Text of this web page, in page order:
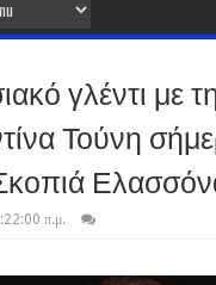
γλέντι με
Τούνη
π.μ.